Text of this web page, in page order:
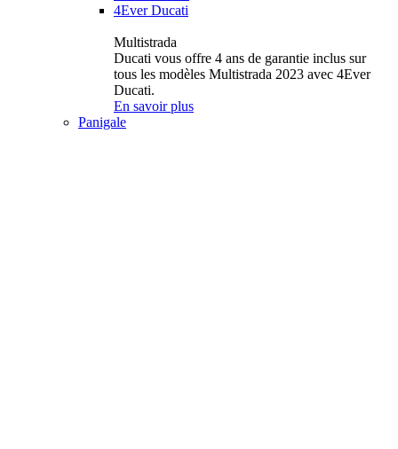
4Ever Ducati
Multistrada
Ducati vous offre 4 ans de garantie inclus sur
tous les modèles Multistrada 2023 avec 4Ever
Ducati.
En savoir plus
Panigale